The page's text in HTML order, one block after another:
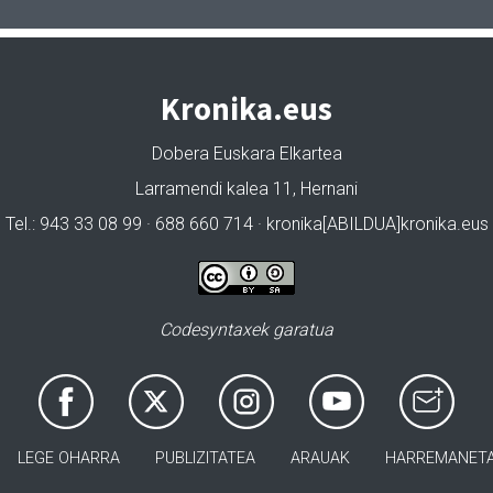
Kronika.eus
Dobera Euskara Elkartea
Larramendi kalea 11, Hernani
Tel.: 943 33 08 99 · 688 660 714 · kronika[ABILDUA]kronika.eus
Codesyntaxek garatua
LEGE OHARRA PUBLIZITATEA ARAUAK